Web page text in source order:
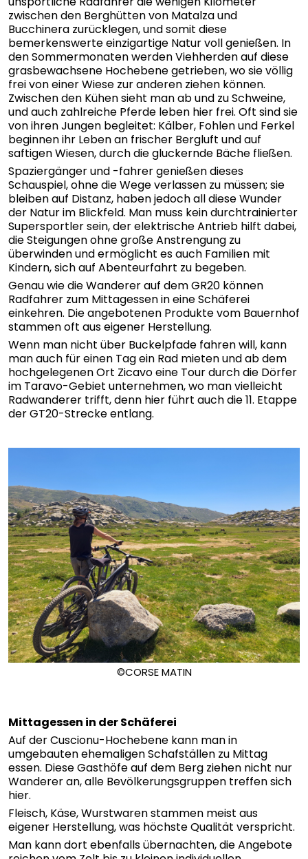
zwischen den Berghütten von Matalza und
Bucchinera zurücklegen, und somit diese
bemerkenswerte einzigartige Natur voll genießen. In
den Sommermonaten werden Viehherden auf diese
grasbewachsene Hochebene getrieben, wo sie völlig
frei von einer Wiese zur anderen ziehen können.
Zwischen den Kühen sieht man ab und zu Schweine,
und auch zahlreiche Pferde leben hier frei. Oft sind sie
von ihren Jungen begleitet: Kälber, Fohlen und Ferkel
beginnen ihr Leben an frischer Bergluft und auf
saftigen Wiesen, durch die gluckernde Bäche fließen.
Spaziergänger und -fahrer genießen dieses
Schauspiel, ohne die Wege verlassen zu müssen; sie
bleiben auf Distanz, haben jedoch all diese Wunder
der Natur im Blickfeld. Man muss kein durchtrainierter
Supersportler sein, der elektrische Antrieb hilft dabei,
die Steigungen ohne große Anstrengung zu
überwinden und ermöglicht es auch Familien mit
Kindern, sich auf Abenteurfahrt zu begeben.
Genau wie die Wanderer auf dem GR20 können
Radfahrer zum Mittagessen in eine Schäferei
einkehren. Die angebotenen Produkte vom Bauernhof
stammen oft aus eigener Herstellung.
Wenn man nicht über Buckelpfade fahren will, kann
man auch für einen Tag ein Rad mieten und ab dem
hochgelegenen Ort Zicavo eine Tour durch die Dörfer
im Taravo-Gebiet unternehmen, wo man vielleicht
Radwanderer trifft, denn hier führt auch die 11. Etappe
der GT20-Strecke entlang.
©CORSE MATIN
Mittagessen in der Schäferei
Auf der Cuscionu-Hochebene kann man in
umgebauten ehemaligen Schafställen zu Mittag
essen. Diese Gasthöfe auf dem Berg ziehen nicht nur
Wanderer an, alle Bevölkerungsgruppen treffen sich
hier.
Fleisch, Käse, Wurstwaren stammen meist aus
eigener Herstellung, was höchste Qualität verspricht.
Man kann dort ebenfalls übernachten, die Angebote